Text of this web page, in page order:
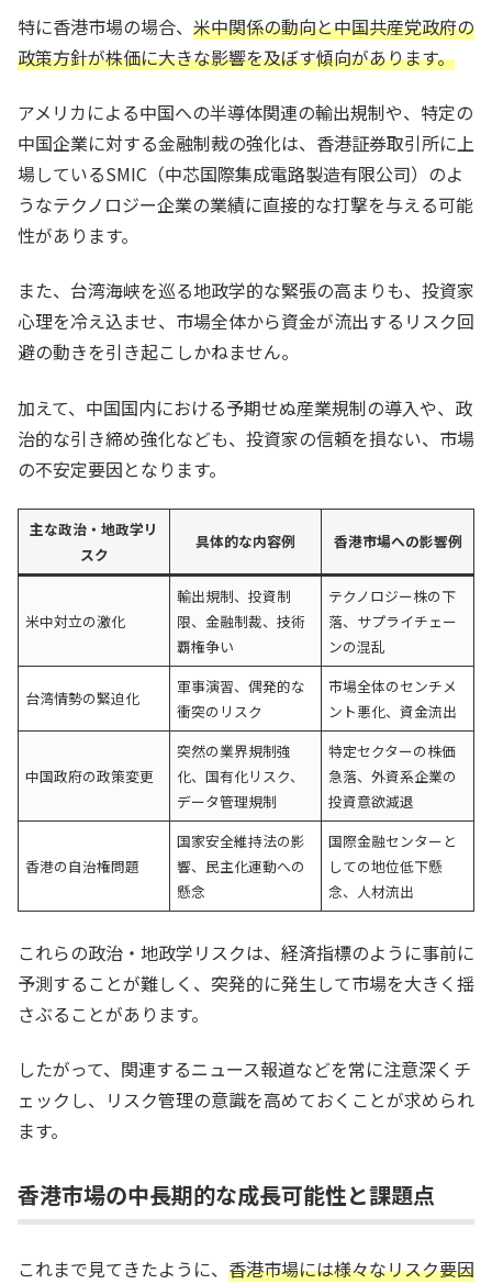
特に香港市場の場合、 米中関係の動向と中国共産党政府の
政策方針が株価に大きな影響を及ぼす傾向があります。
アメリカによる中国への半導体関連の輸出規制や、特定の
中国企業に対する金融制裁の強化は、香港証券取引所に上
場しているSMIC（中芯国際集成電路製造有限公司）のよ
うなテクノロジー企業の業績に直接的な打撃を与える可能
性があります。
また、台湾海峡を巡る地政学的な緊張の高まりも、投資家
心理を冷え込ませ、市場全体から資金が流出するリスク回
避の動きを引き起こしかねません。
加えて、中国国内における予期せぬ産業規制の導入や、政
治的な引き締め強化なども、投資家の信頼を損ない、市場
の不安定要因となります。
主な政治・地政学リ
スク
具体的な内容例 香港市場への影響例
米中対立の激化
輸出規制、投資制
限、金融制裁、技術
覇権争い
テクノロジー株の下
落、サプライチェー
ンの混乱
台湾情勢の緊迫化
軍事演習、偶発的な
衝突のリスク
市場全体のセンチメ
ント悪化、資金流出
中国政府の政策変更
突然の業界規制強
化、国有化リスク、
データ管理規制
特定セクターの株価
急落、外資系企業の
投資意欲減退
香港の自治権問題
国家安全維持法の影
響、民主化運動への
懸念
国際金融センターと
しての地位低下懸
念、人材流出
これらの政治・地政学リスクは、経済指標のように事前に
予測することが難しく、突発的に発生して市場を大きく揺
さぶることがあります。
したがって、関連するニュース報道などを常に注意深くチ
ェックし、リスク管理の意識を高めておくことが求められ
ます。
香港市場の中長期的な成長可能性と課題点
これまで見てきたように、 香港市場には様々なリスク要因